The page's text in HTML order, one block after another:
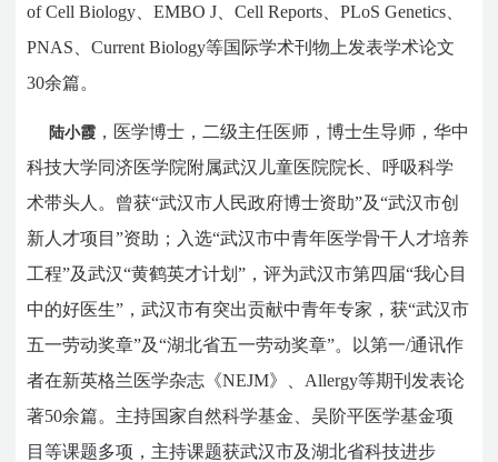
of Cell Biology 、EMBO J 、Cell Reports 、PLoS Genetics
PNAS 、Current Biology等国际学术刊物上发表学术论文
30余篇。
陆小霞 ，医学博士，二级主任医师，博士生导师，华中
科技大学同济医学院附属武汉儿童医院院长、呼吸科学
术带头人。曾获“武汉市人民政府博士资助”及“武汉市创
新人才项目”资助；入选“武汉市中青年医学骨干人才培养
工程”及武汉“黄鹤英才计划”，评为武汉市第四届“我心目
中的好医生”，武汉市有突出贡献中青年专家，获“武汉市
五一劳动奖章”及“湖北省五一劳动奖章”。
以第一/通讯作
者在新英格兰医学杂志《NEJM》、 Allergy等期刊发表论
著50余篇。主持国家自然科学基金、吴阶平医学基金项
目等课题多项，主持课题获武汉市及湖北省科技进步